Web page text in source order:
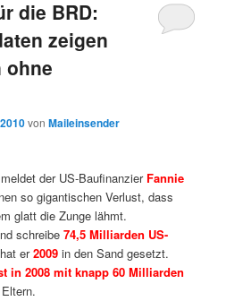
die BRD:
zeigen
ohne
vonMaileinsender
der US-Baufinanzier Fannie
so gigantischen Verlust, dass
glatt die Zunge lähmt.
schreibe 74,5 Milliarden US-
hat er2009 in den Sand gesetzt.
in 2008 mit knapp 60 Milliarden